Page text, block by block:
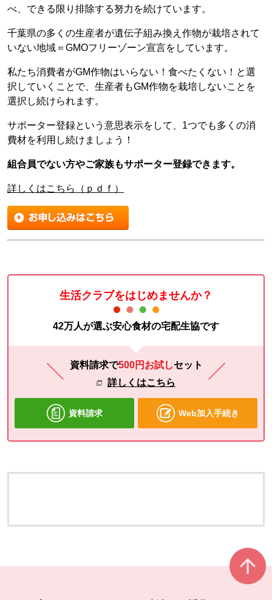
べ、できる限り排除する努力を続けています。
千葉県の多くの生産者が遺伝子組み換え作物が栽培されて
いない地域＝GMOフリーゾーン宣言をしています。
私たち消費者がGM作物はいらない！食べたくない！と選
択していくことで、生産者もGM作物を栽培しないことを
選択し続けられます。
サポーター登録という意思表示をして、1つでも多くの消
費材を利用し続けましょう！
組合員でない方やご家族もサポーター登録できます。
詳しくはこちら（ｐｄｆ）
生活クラブをはじめませんか？
42万人が選ぶ安心食材の宅配生協です
資料請求で500円お試しセット
詳しくはこちら
資料請求 Web加入手続き